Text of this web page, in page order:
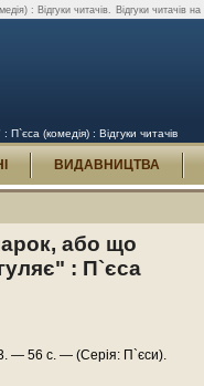
: Відгуки читачів. Відгуки читачів
(комедія) : Відгуки читачів
ВИДАВНИЦТВА
або що
: П`єса
— 56 с. — (Серія: П`єси).